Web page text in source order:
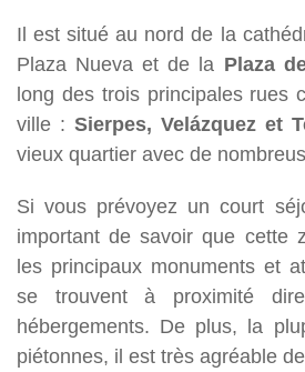
Il est situé au nord de la
Plaza Nueva et de la Plaza
long des trois principales rues
ville : Sierpes, Velázquez et
vieux quartier avec de
Si vous prévoyez un court
important de savoir que cette
les principaux monuments et
se trouvent à proximité
hébergements. De plus, la
piétonnes, il est très agréable